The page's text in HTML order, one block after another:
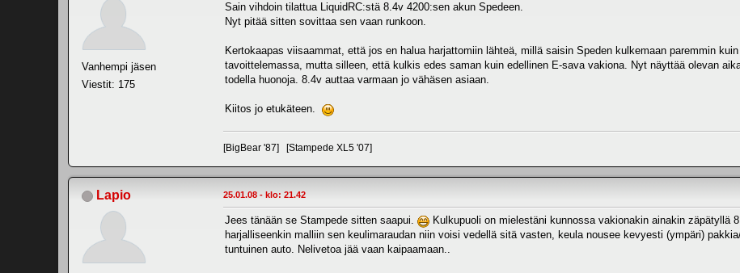
Vanhempi jäsen
Viestit: 175
Sain vihdoin tilattua LiquidRC:stä 8.4v 4200:sen akun Spedeen.
Nyt pitää sitten sovittaa sen vaan runkoon.
Kertokaapas viisaammat, että jos en halua harjattomiin lähteä, millä saisin Speden kulkemaan paremmin
tavoittelemassa, mutta silleen, että kulkis edes saman kuin edellinen E-sava vakiona. Nyt näyttää olevan
todella huonoja. 8.4v auttaa varmaan jo vähäsen asiaan.
Kiitos jo etukäteen.
[BigBear '87] [Stampede XL5 '07]
Lapio 25.01.08 - klo: 21.42
Jees tänään se Stampede sitten saapui.
Kulkupuoli on mielestäni kunnossa vakionakin ainakin zäpätyllä
harjalliseenkin malliin sen keulimaraudan niin voisi vedellä sitä vasten, keula nousee kevyesti (ympäri)
tuntuinen auto. Nelivetoa jää vaan kaipaamaan..